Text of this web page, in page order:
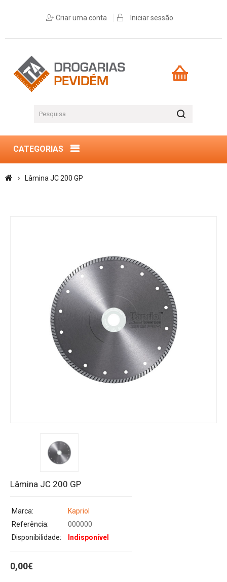
Criar uma conta Iniciar sessão
CATEGORIAS
Lâmina JC 200 GP
Lâmina JC 200 GP
Marca:
Kapriol
Referência:
000000
Disponibilidade:
Indisponível
0,00€